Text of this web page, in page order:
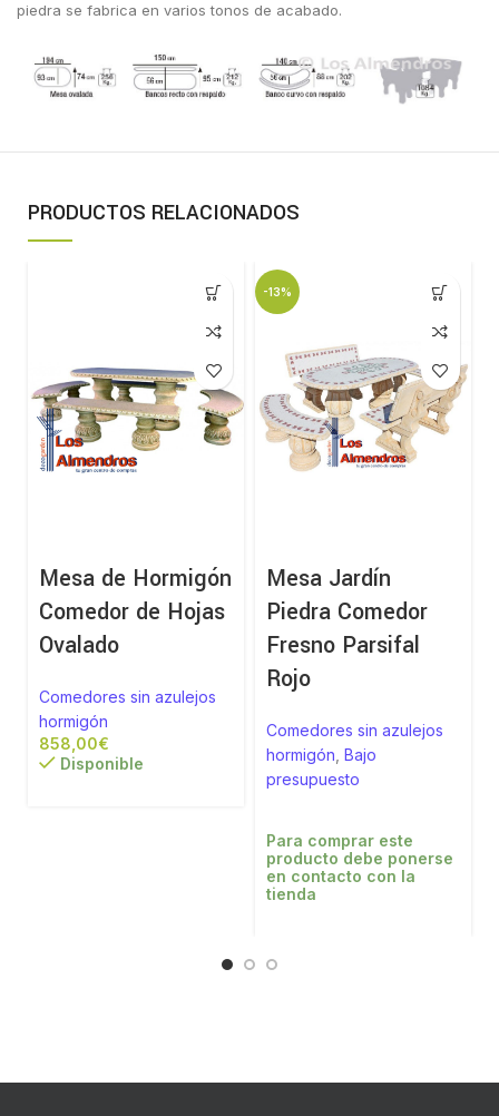
piedra se fabrica en varios tonos de acabado.
PRODUCTOS RELACIONADOS
Mesa de Hormigón
Comedor de Hojas
Ovalado
Comedores sin azulejos
hormigón
€
Disponible
-13%
Mesa Jardín
Piedra Comedor
Fresno Parsifal
Rojo
Comedores sin azulejos
hormigón Bajo
presupuesto
Para comprar este
producto debe ponerse
en contacto con la
tienda